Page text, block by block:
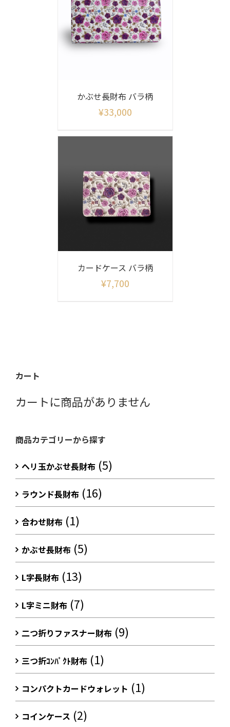
かぶせ長財布 バラ柄
¥33,000
カードケース バラ柄
¥7,700
カート
カートに商品がありません
商品カテゴリーから探す
ヘリ玉かぶせ長財布 (5)
ラウンド長財布 (16)
合わせ財布 (1)
かぶせ長財布 (5)
L字長財布 (13)
L字ミニ財布 (7)
二つ折りファスナー財布 (9)
三つ折ｺﾝﾊﾟｸﾄ財布 (1)
コンパクトカードウォレット (1)
コインケース (2)